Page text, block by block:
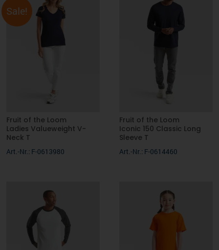
Sale!
Fruit of the Loom
Ladies Valueweight V-
Neck T
Art.-Nr.: F-0613980
Fruit of the Loom
Iconic 150 Classic Long
Sleeve T
Art.-Nr.: F-0614460